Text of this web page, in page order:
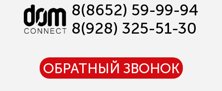
8(8652) 59-99-94
8(928) 325-51-30
ОБРАТНЫЙ ЗВОНОК